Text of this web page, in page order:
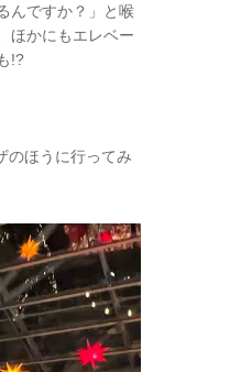
んですか？」と喉
ほかにもエレベー
!?
のほうに行ってみ